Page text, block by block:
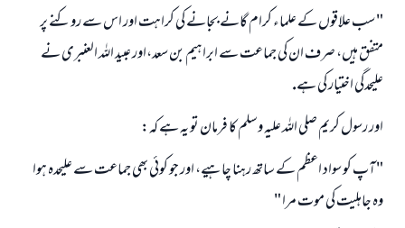
" سب علاقوں كے علماء كرام گانے بجانے كى كراہت اور اس سے روكنے پر
متفق ہيں، صرف ان كى جماعت سے ابراہيم بن سعد،اور عبيد اللہ العنبرى نے
عليحدگى اختيار كى ہے.
اور رسول كريم صلى اللہ عليہ وسلم كا فرمان تو يہ ہے كہ:
" آپ كو سواد اعظم كے ساتھ رہنا چاہيے، اور جو كوئى بھى جماعت سے عليحدہ ہوا
وہ جاہليت كى موت مرا "